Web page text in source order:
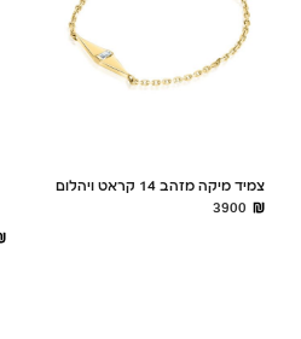
צמיד מיקה מזהב 14 קראט ויהלום
3900